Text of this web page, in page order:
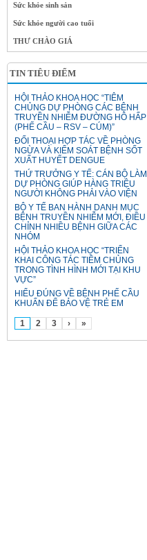
Sức khỏe sinh sản
Sức khỏe người cao tuổi
THƯ CHÀO GIÁ
TIN TIÊU ĐIỂM
HỘI THẢO KHOA HỌC “TIÊM
CHỦNG DỰ PHÒNG CÁC BỆNH
TRUYỀN NHIỄM ĐƯỜNG HÔ HẤP
(PHẾ CẦU – RSV – CÚM)”
ĐỐI THOẠI HỢP TÁC VỀ PHÒNG
NGỪA VÀ KIỂM SOÁT BỆNH SỐT
XUẤT HUYẾT DENGUE
THỨ TRƯỞNG Y TẾ: CÁN BỘ LÀM
DỰ PHÒNG GIÚP HÀNG TRIỆU
NGƯỜI KHÔNG PHẢI VÀO VIỆN
BỘ Y TẾ BAN HÀNH DANH MỤC
BỆNH TRUYỀN NHIỄM MỚI, ĐIỀU
CHỈNH NHIỀU BỆNH GIỮA CÁC
NHÓM
HỘI THẢO KHOA HỌC “TRIỂN
KHAI CÔNG TÁC TIÊM CHỦNG
TRONG TÌNH HÌNH MỚI TẠI KHU
VỰC”
HIỂU ĐÚNG VỀ BỆNH PHẾ CẦU
KHUẨN ĐỂ BẢO VỆ TRẺ EM
1 2 3 › »